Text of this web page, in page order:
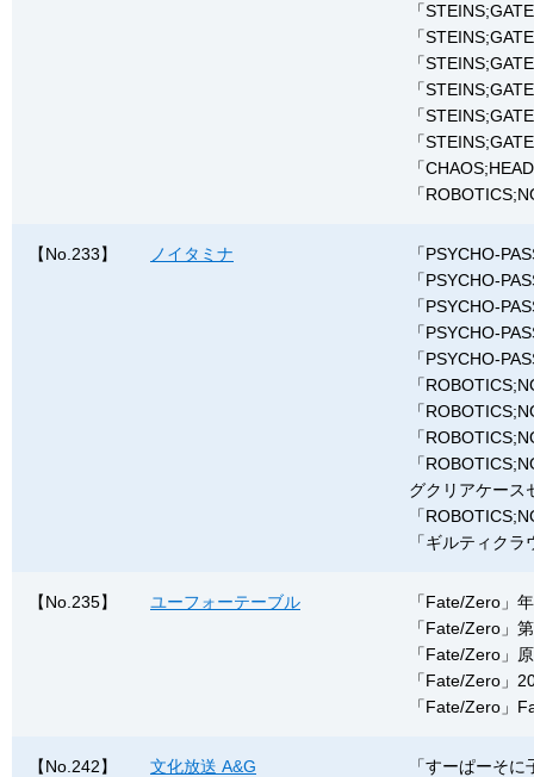
「
「
「
「
「
「
「
「
【No.233】 ノイタミナ
「PSYCHO-
「PSYCHO-
「PSYCHO-
「PSYCHO-
「PSYCHO-
「
「
「
「
グクリアケー
「
「ギルティク
【No.235】 ユーフォーテーブル
「Fate/Zero」
「Fate/Zero」
「Fate/Zero」
「Fate/Zero」
「Fate/Zero」
【No.242】 文化放送 A&G
「すーぱーそ